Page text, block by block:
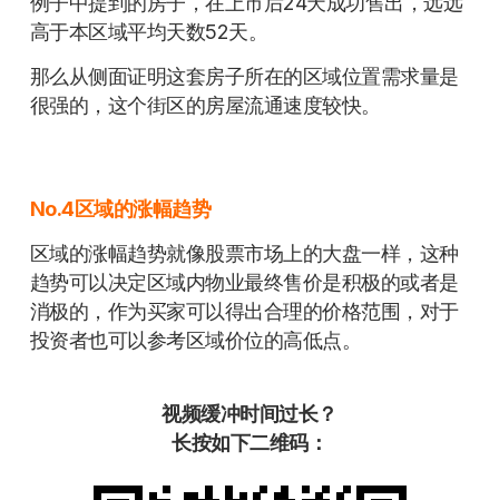
高于本区域平均天数52天。
那么从侧面证明这套房子所在的区域位置需求量是
很强的，这个街区的房屋流通速度较快。
No.4区域的涨幅趋势
区域的涨幅趋势就像股票市场上的大盘一样，这种
趋势可以决定区域内物业最终售价是积极的或者是
消极的，作为买家可以得出合理的价格范围，对于
投资者也可以参考区域价位的高低点。
视频缓冲时间过长？
长按如下二维码：